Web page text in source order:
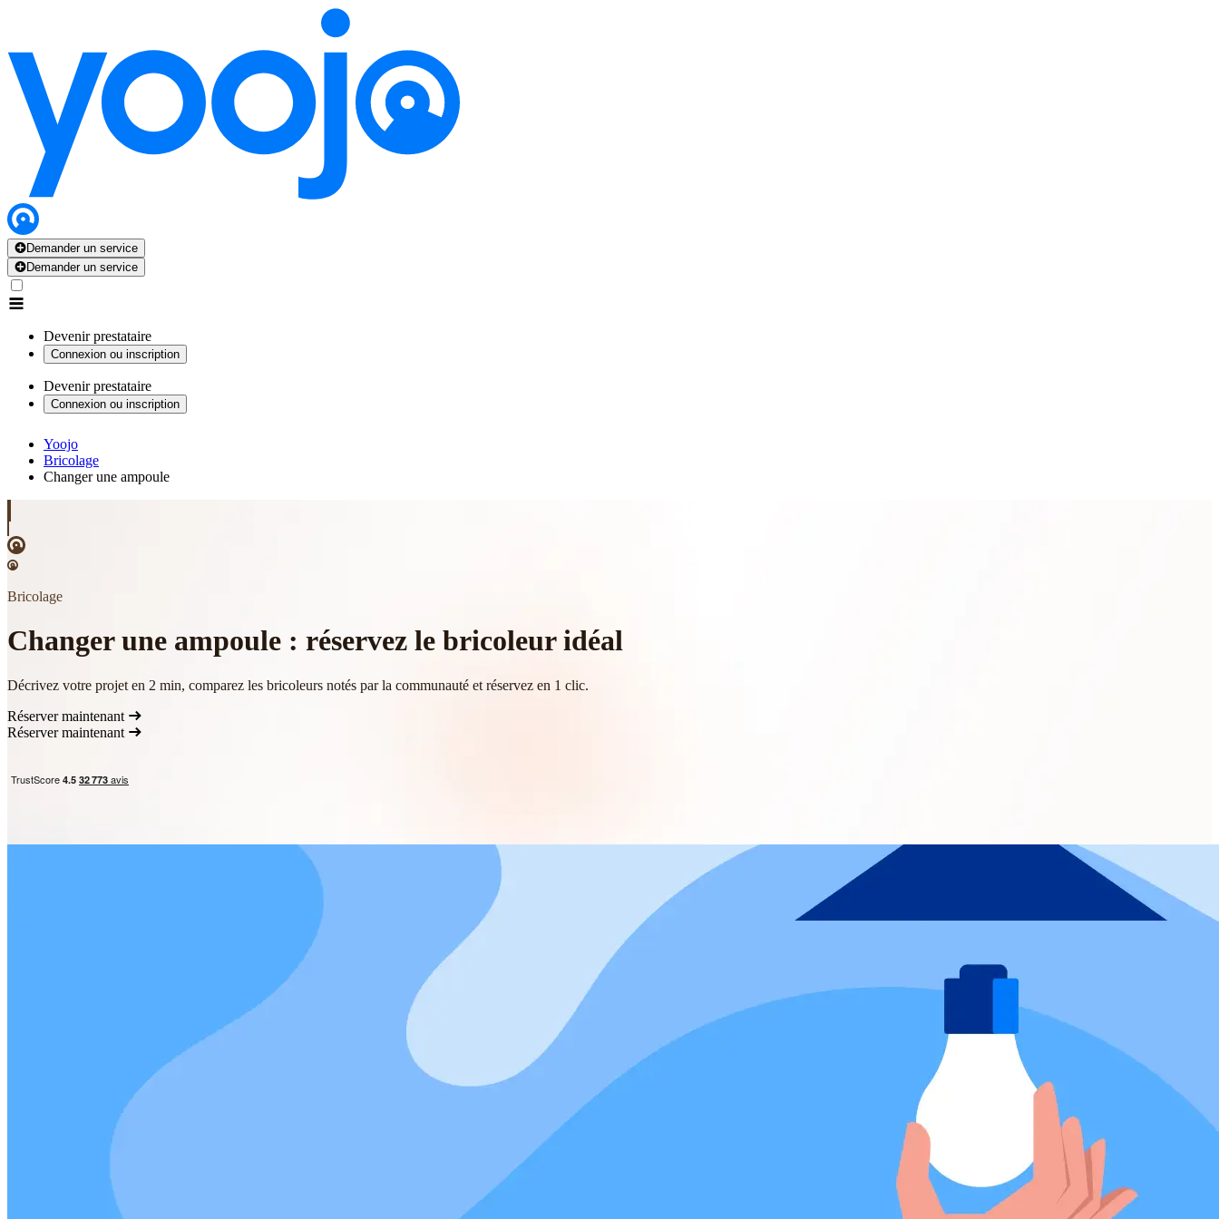
Demander un service
Demander un service
Devenir prestataire
Connexion ou inscription
Devenir prestataire
Connexion ou inscription
Yoojo
Bricolage
Changer une ampoule
Bricolage
Changer une ampoule : réservez le bricoleur idéal
Décrivez votre projet en 2 min, comparez les bricoleurs notés par la communauté et réservez en 1 clic.
Réserver maintenant
Réserver maintenant